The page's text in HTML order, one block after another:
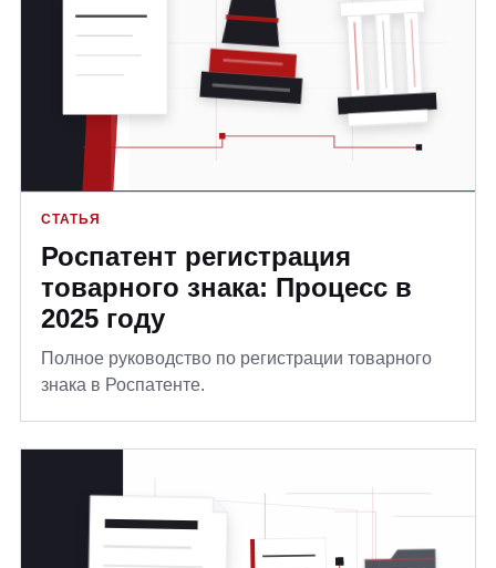
СТАТЬЯ
Роспатент регистрация
товарного знака: Процесс в
2025 году
Полное руководство по регистрации товарного
знака в Роспатенте.